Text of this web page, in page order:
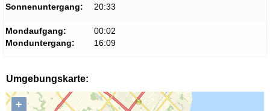
Sonnenuntergang:
20:33
Mondaufgang:
00:02
Monduntergang:
16:09
Umgebungskarte:
+